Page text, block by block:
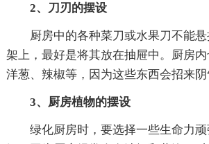
2、刀刃的摆设
厨房中的各种菜刀或水果刀不能悬
架上，最好是将其放在抽屉中。厨房内
洋葱、辣椒等，因为这些东西会招来阴
3、厨房植物的摆设
绿化厨房时，要选择一些生命力顽